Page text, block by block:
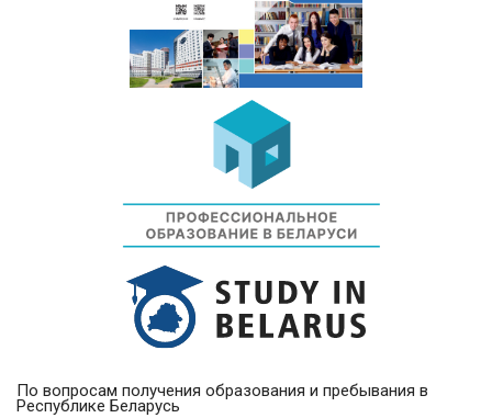
По вопросам получения образования и пребывания в
Республике Беларусь